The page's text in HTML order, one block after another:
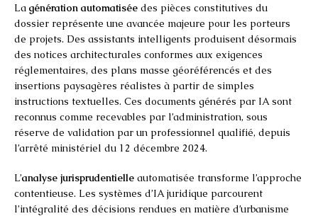
La génération automatisée des pièces constitutives du
dossier représente une avancée majeure pour les porteurs
de projets. Des assistants intelligents produisent désormais
des notices architecturales conformes aux exigences
réglementaires, des plans masse géoréférencés et des
insertions paysagères réalistes à partir de simples
instructions textuelles. Ces documents générés par IA sont
reconnus comme recevables par l’administration, sous
réserve de validation par un professionnel qualifié, depuis
l’arrêté ministériel du 12 décembre 2024.
L’analyse jurisprudentielle automatisée transforme l’approche
contentieuse. Les systèmes d’IA juridique parcourent
l’intégralité des décisions rendues en matière d’urbanisme